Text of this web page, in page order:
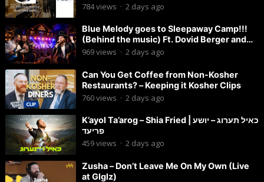
784views · 2 days ago
Blue Melody goes to Sleepaway Camp!!!
(Behind the music) Ft. Dovid Berger and
Chaim Brown
969views · 2 days ago
Can You Get Coffee from Non-Kosher
Restaurants? – Keeping it Kosher Clips
760views · 2 days ago
K’ayol Ta’arog – Shia Fried | כאיל תערוג – יושע
פריעד
459views · 2 days ago
Zusha – Don’t Leave Me On My Own (Live
at Glglz)